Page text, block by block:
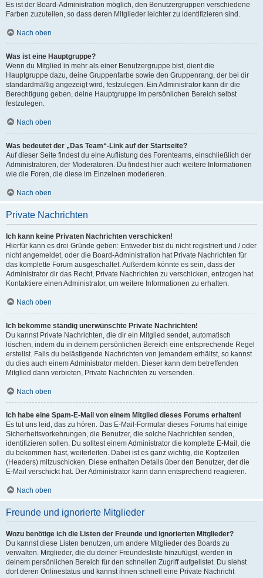
Es ist der Board-Administration möglich, den Benutzergruppen verschiedene
Farben zuzuteilen, so dass deren Mitglieder leichter zu identifizieren sind.
Nach oben
Was ist eine Hauptgruppe?
Wenn du Mitglied in mehr als einer Benutzergruppe bist, dient die
Hauptgruppe dazu, deine Gruppenfarbe sowie den Gruppenrang, der bei dir
standardmäßig angezeigt wird, festzulegen. Ein Administrator kann dir die
Berechtigung geben, deine Hauptgruppe im persönlichen Bereich selbst
festzulegen.
Nach oben
Was bedeutet der „Das Team“-Link auf der Startseite?
Auf dieser Seite findest du eine Auflistung des Forenteams, einschließlich der
Administratoren, der Moderatoren. Du findest hier auch weitere Informationen
wie die Foren, die diese im Einzelnen moderieren.
Nach oben
Private Nachrichten
Ich kann keine Privaten Nachrichten verschicken!
Hierfür kann es drei Gründe geben: Entweder bist du nicht registriert und / oder
nicht angemeldet, oder die Board-Administration hat Private Nachrichten für
das komplette Forum ausgeschaltet. Außerdem könnte es sein, dass der
Administrator dir das Recht, Private Nachrichten zu verschicken, entzogen hat.
Kontaktiere einen Administrator, um weitere Informationen zu erhalten.
Nach oben
Ich bekomme ständig unerwünschte Private Nachrichten!
Du kannst Private Nachrichten, die dir ein Mitglied sendet, automatisch
löschen, indem du in deinem persönlichen Bereich eine entsprechende Regel
erstellst. Falls du belästigende Nachrichten von jemandem erhältst, so kannst
du dies auch einem Administrator melden. Dieser kann dem betreffenden
Mitglied dann verbieten, Private Nachrichten zu versenden.
Nach oben
Ich habe eine Spam-E-Mail von einem Mitglied dieses Forums erhalten!
Es tut uns leid, das zu hören. Das E-Mail-Formular dieses Forums hat einige
Sicherheitsvorkehrungen, die Benutzer, die solche Nachrichten senden,
identifizieren sollen. Du solltest einem Administrator die komplette E-Mail, die
du bekommen hast, weiterleiten. Dabei ist es ganz wichtig, die Kopfzeilen
(Headers) mitzuschicken. Diese enthalten Details über den Benutzer, der die
E-Mail verschickt hat. Der Administrator kann dann entsprechend reagieren.
Nach oben
Freunde und ignorierte Mitglieder
Wozu benötige ich die Listen der Freunde und ignorierten Mitglieder?
Du kannst diese Listen benutzen, um andere Mitglieder des Boards zu
verwalten. Mitglieder, die du deiner Freundesliste hinzufügst, werden in
deinem persönlichen Bereich für den schnellen Zugriff aufgelistet. Du siehst
dort deren Onlinestatus und kannst ihnen schnell eine Private Nachricht